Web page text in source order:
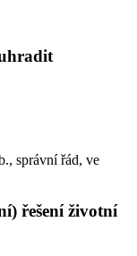
správní řád, ve
řešení životní